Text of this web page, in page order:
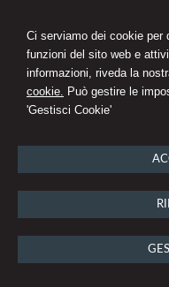
Ci serviamo dei cookie per
funzioni del sito web e
informazioni, riveda la
cookie. Può gestire le
'Gestisci Cookie'